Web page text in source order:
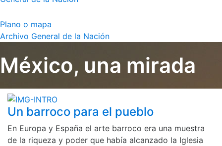
Plano o mapa
Archivo General de la Nación
México, una mirada
Un barroco para el pueblo
En Europa y España el arte barroco era una muestra
de la riqueza y poder que había alcanzado la Iglesia